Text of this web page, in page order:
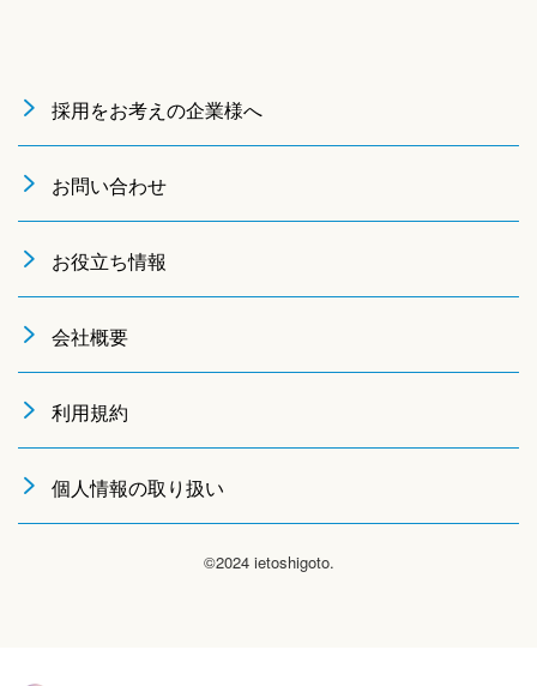
採用をお考えの企業様へ
お問い合わせ
お役立ち情報
会社概要
利用規約
個人情報の取り扱い
©2024 ietoshigoto.